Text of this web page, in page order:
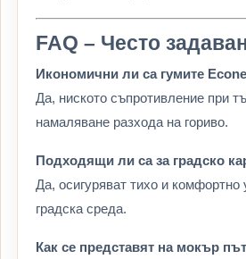
FAQ – Често
Икономични ли са гумите
Да, ниското съпротивление при
намаляване разхода на гориво.
Подходящи ли са за градско
Да, осигуряват тихо и комфортно
градска среда.
Как се представят на мокър